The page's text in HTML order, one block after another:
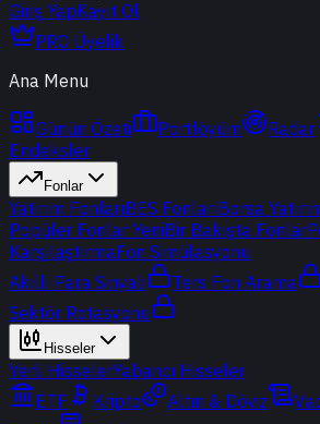
Giriş YapKayıt Ol
PRO Üyelik
Ana Menu
Günün Özeti Portföyüm Radar
Endeksler
Fonlar
Yatırım FonlarıBES FonlarıBorsa
Popüler Fonlar YeniBir Bakışta Fonlar
KarşılaştırmaFon Simülasyonu
Akıllı Para Sinyali
Ters Fon Arama
Sektör Rotasyonu
Hisseler
Yerli HisselerYabancı Hisseler
ETF
Kripto Altın & Döviz